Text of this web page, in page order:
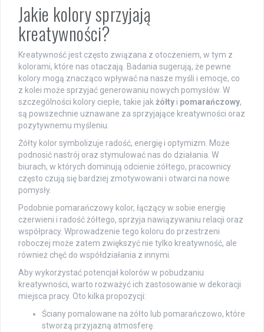
Jakie kolory sprzyjają
kreatywności?
Kreatywność jest często związana z otoczeniem, w tym z
kolorami, które nas otaczają. Badania sugerują, że pewne
kolory mogą znacząco wpływać na nasze myśli i emocje, co
z kolei może sprzyjać generowaniu nowych pomysłów. W
szczególności kolory ciepłe, takie jakżółty i pomarańczowy,
są powszechnie uznawane za sprzyjające kreatywności oraz
pozytywnemu myśleniu.
Żółty kolor symbolizuje radość, energię i optymizm. Może
podnosić nastrój oraz stymulować nas do działania. W
biurach, w których dominują odcienie żółtego, pracownicy
często czują się bardziej zmotywowani i otwarci na nowe
pomysły.
Podobnie pomarańczowy kolor, łączący w sobie energię
czerwieni i radość żółtego, sprzyja nawiązywaniu relacji oraz
współpracy. Wprowadzenie tego koloru do przestrzeni
roboczej może zatem zwiększyć nie tylko kreatywność, ale
również chęć do współdziałania z innymi.
Aby wykorzystać potencjał kolorów w pobudzaniu
kreatywności, warto rozważyć ich zastosowanie w dekoracji
miejsca pracy. Oto kilka propozycji:
Ściany pomalowane na żółto lub pomarańczowo, które
stworzą przyjazną atmosferę.